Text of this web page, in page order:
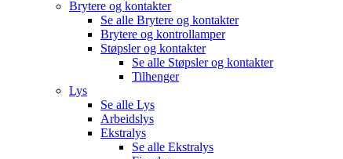
Brytere og kontakter
Se alle Brytere og kontakter
Brytere og kontrollamper
Støpsler og kontakter
Se alle Støpsler og kontakter
Tilhenger
Lys
Se alle Lys
Arbeidslys
Ekstralys
Se alle Ekstralys